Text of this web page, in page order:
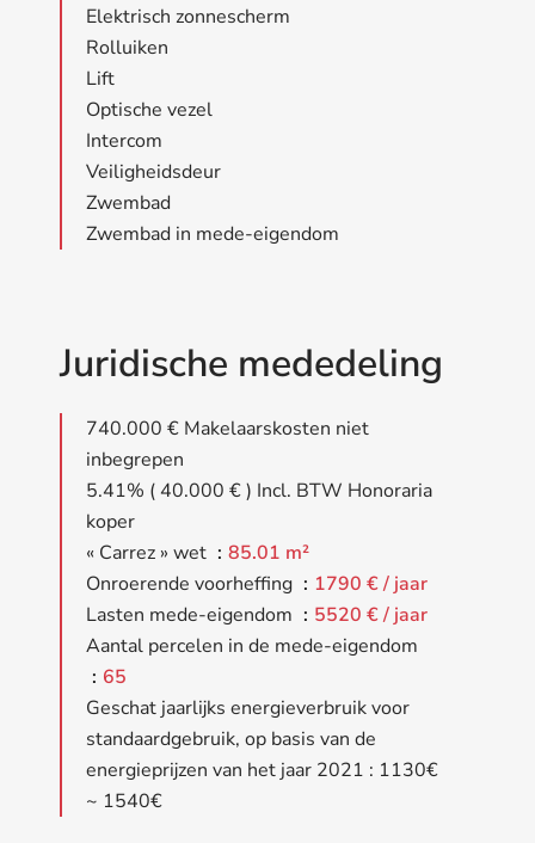
Elektrisch zonnescherm
Rolluiken
Lift
Optische vezel
Intercom
Veiligheidsdeur
Zwembad
Zwembad in mede-eigendom
Juridische mededeling
740.000 € Makelaarskosten niet
inbegrepen
5.41% ( 40.000 € ) Incl. BTW Honoraria
koper
« Carrez » wet
85.01 m²
Onroerende voorheffing
1790 € / jaar
Lasten mede-eigendom
5520 € / jaar
Aantal percelen in de mede-eigendom
65
Geschat jaarlijks energieverbruik voor
standaardgebruik, op basis van de
energieprijzen van het jaar 2021 : 1130€
~ 1540€